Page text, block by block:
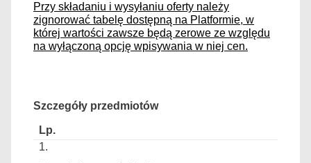
Przy składaniu i wysyłaniu oferty należy
zignorować tabelę dostępną na Platformie, w
której wartości zawsze będą zerowe ze względu
na wyłączoną opcję wpisywania w niej cen.
Szczegóły przedmiotów
1.